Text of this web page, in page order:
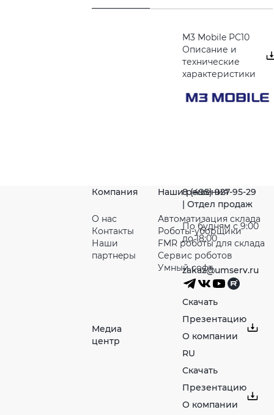
M3 Mobile PC10
Описание и
технические
характеристики
Компания
О нас
Контакты
Наши
партнeры
Медиа
центр
Наши решения
Автоматизация склада
Роботы-уборщики
FMR роботы для склада
Сервис роботов
Умный софт
8 (495) 927-95-29
| Отдел продаж
По будням с 9:00
до 18:00
zakaz@umserv.ru
Скачать
Презентацию
О компании
RU
Скачать
Презентацию
О компании